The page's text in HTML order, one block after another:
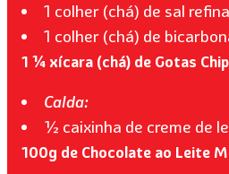
1 colher (chá) de sal
1 colher (chá) de
1 ¼ xícara (chá) de Gotas
Calda:
½ caixinha de creme de
100g de Chocolate ao Leite